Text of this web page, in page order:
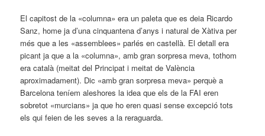
El capitost de la «columna» era un paleta que es deia Ricardo
Sanz, home ja d’una cinquantena d’anys i natural de Xàtiva per
més que a les «assemblees» parlés en castellà. El detall era
picant ja que a la «columna», amb gran sorpresa meva, tot­hom
era català (meitat del Principat i meitat de València
aproximadament). Dic «amb gran sorpresa meva» perquè a
Barcelona teníem aleshores la idea que els de la FAI eren
sobretot «murcians» ja que ho eren quasi sense excepció tots
els qui feien de les seves a la reraguarda.